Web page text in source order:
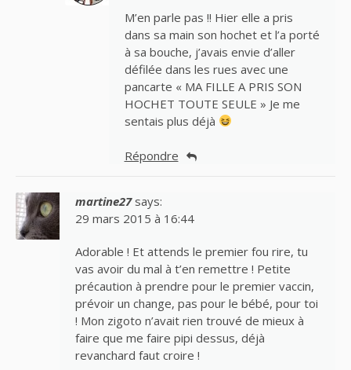
M’en parle pas !! Hier elle a pris
dans sa main son hochet et l’a porté
à sa bouche, j’avais envie d’aller
défilée dans les rues avec une
pancarte « MA FILLE A PRIS SON
HOCHET TOUTE SEULE » Je me
sentais plus déjà
Répondre
martine27 says:
29 mars 2015 à 16:44
Adorable ! Et attends le premier fou rire, tu
vas avoir du mal à t’en remettre ! Petite
précaution à prendre pour le premier vaccin,
prévoir un change, pas pour le bébé, pour toi
! Mon zigoto n’avait rien trouvé de mieux à
faire que me faire pipi dessus, déjà
revanchard faut croire !